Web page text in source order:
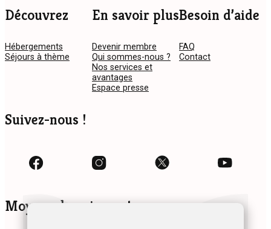
Découvrez
Hébergements
Séjours à thème
En savoir plus
Devenir membre
Qui sommes-nous ?
Nos services et
avantages
Espace presse
Besoin d’aide
FAQ
Contact
Suivez-nous !
Moyens de paiement